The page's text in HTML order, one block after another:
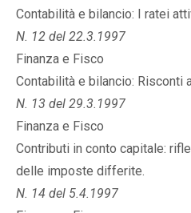
Contabilità e bilancio: I ratei
N. 12 del 22.3.1997
Finanza e Fisco
Contabilità e bilancio: Risconti
N. 13 del 29.3.1997
Finanza e Fisco
Contributi in conto capitale:
delle imposte differite.
N. 14 del 5.4.1997